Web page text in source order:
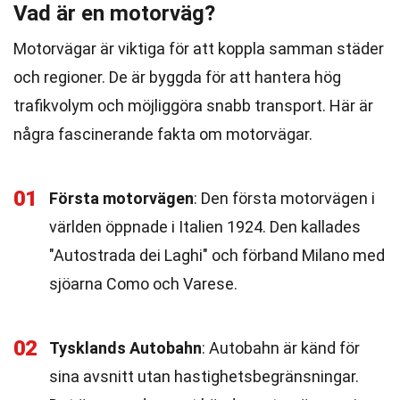
Vad är en motorväg?
Motorvägar är viktiga för att koppla samman städer
och regioner. De är byggda för att hantera hög
trafikvolym och möjliggöra snabb transport. Här är
några fascinerande fakta om motorvägar.
01 Första motorvägen: Den första motorvägen i
världen öppnade i Italien 1924. Den kallades
"Autostrada dei Laghi" och förband Milano med
sjöarna Como och Varese.
02 Tysklands Autobahn: Autobahn är känd för
sina avsnitt utan hastighetsbegränsningar.